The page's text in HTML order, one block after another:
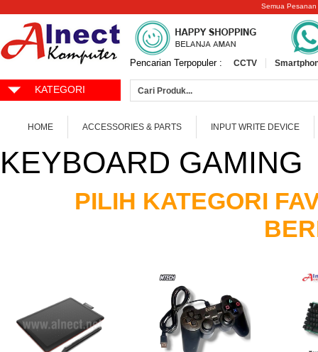
Semua Pesanan
Pencarian Terpopuler : CCTV
KATEGORI
HOME ACCESSORIES & PARTS INPUT WRITE DEVICE
KEYBOARD GAMING
PILIH KATEGORI